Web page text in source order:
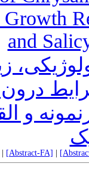
and
و
[Abstract-FA]